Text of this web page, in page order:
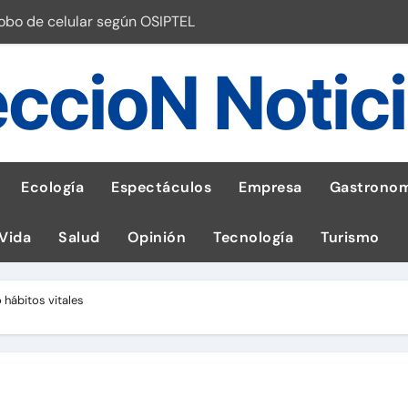
de celular según OSIPTEL
¡Descarga la app de Meridianbet y gana una jugada gratis
inspirado en la fuerza de un volcán
1,600 equipos educativos
por ignorar distancias de seguridad
de GEI en sus operaciones
Ecología Espectáculos Empresa
Salud Opinión Tecnología Turismo
hábitos vitales